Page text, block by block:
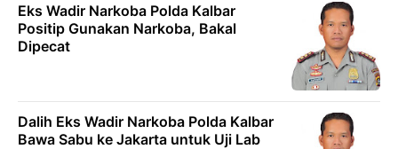
Eks Wadir Narkoba Polda Kalbar
Positip Gunakan Narkoba, Bakal
Dipecat
Dalih Eks Wadir Narkoba Polda Kalbar
Bawa Sabu ke Jakarta untuk Uji Lab